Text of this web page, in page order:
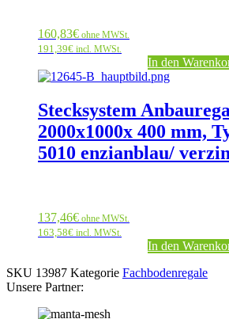
160,83€ ohne MWSt.
191,39€ incl. MWSt.
In den
Stecksystem
2000x1000x 400 mm,
5010 enzianblau/
137,46€ ohne MWSt.
163,58€ incl. MWSt.
In den
SKU 13987 Kategorie Fachbodenregale
Unsere Partner: